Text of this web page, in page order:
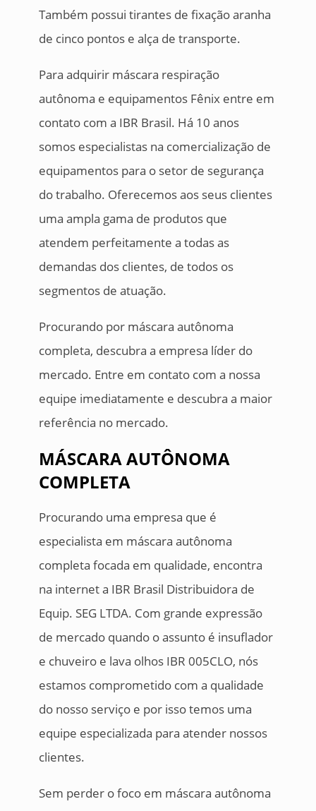
Também possui tirantes de fixação aranha
de cinco pontos e alça de transporte.
Para adquirir máscara respiração
autônoma e equipamentos Fênix entre em
contato com a IBR Brasil. Há 10 anos
somos especialistas na comercialização de
equipamentos para o setor de segurança
do trabalho. Oferecemos aos seus clientes
uma ampla gama de produtos que
atendem perfeitamente a todas as
demandas dos clientes, de todos os
segmentos de atuação.
Procurando por máscara autônoma
completa, descubra a empresa líder do
mercado. Entre em contato com a nossa
equipe imediatamente e descubra a maior
referência no mercado.
MÁSCARA AUTÔNOMA
COMPLETA
Procurando uma empresa que é
especialista em máscara autônoma
completa focada em qualidade, encontra
na internet a IBR Brasil Distribuidora de
Equip. SEG LTDA. Com grande expressão
de mercado quando o assunto é insuflador
e chuveiro e lava olhos IBR 005CLO, nós
estamos comprometido com a qualidade
do nosso serviço e por isso temos uma
equipe especializada para atender nossos
clientes.
Sem perder o foco em máscara autônoma